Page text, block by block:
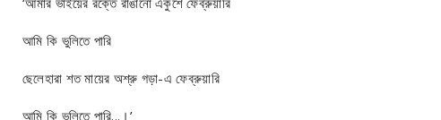
আমি কি ভুলিতে পারি
ছেলেহারা শত মায়ের অশ্রু গড়া-এ ফেব্রুয়ারি
আমি কি ভুলিতে পারি...।’